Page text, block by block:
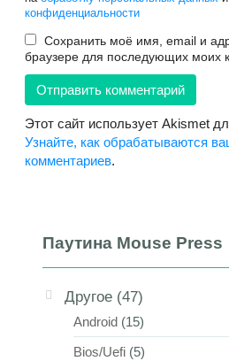
конфиденциальности
Сохранить моё имя, email и
браузере для последующих моих
Этот сайт использует Akismet
Узнайте, как обрабатываются
комментариев.
Паутина Mouse Press
Другое (47)
Android (15)
Bios/Uefi (5)